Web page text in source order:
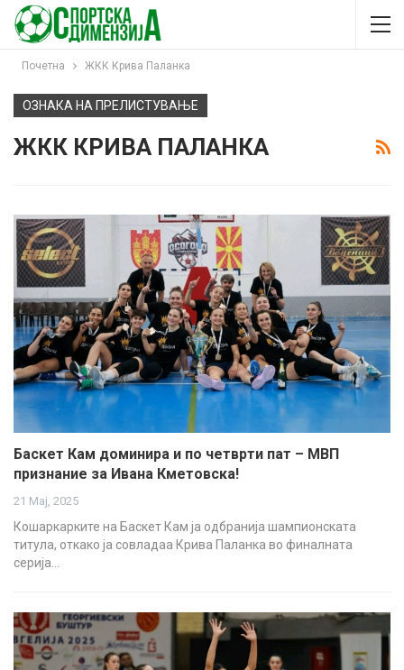
Почетна ЖКК Крива Паланка
ОЗНАКА НА ПРЕЛИСТУВАЊЕ
ЖКК КРИВА ПАЛАНКА
Баскет Кам доминира и по четврти пат – МВП
признание за Ивана Кметовска!
21 Мај, 2025
Кошаркарките на Баскет Кам ја одбранија шампионската
титула, откако ја совладаа Крива Паланка во финалната
серија…